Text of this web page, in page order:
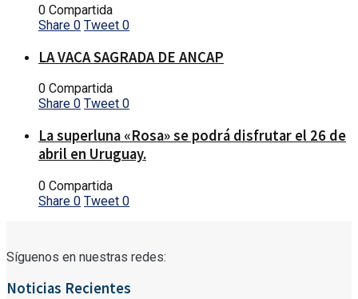
0 Compartida
Share 0 Tweet 0
LA VACA SAGRADA DE ANCAP
0 Compartida
Share 0 Tweet 0
La superluna «Rosa» se podrá disfrutar el 26 de
abril en Uruguay.
0 Compartida
Share 0 Tweet 0
Síguenos en nuestras redes:
Noticias Recientes